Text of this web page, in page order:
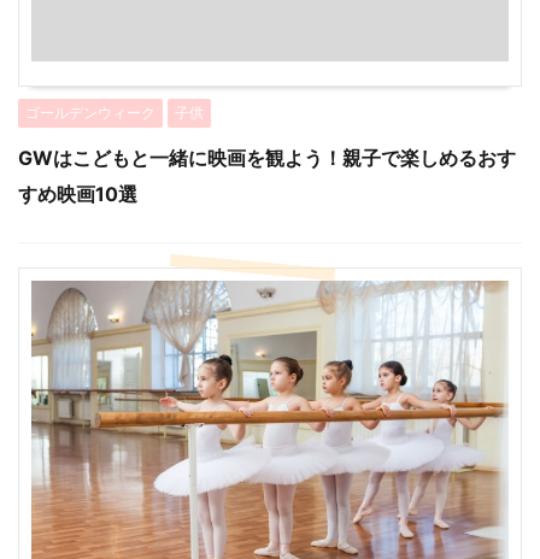
ゴールデンウィーク 子供
GWはこどもと一緒に映画を観よう！親子で楽しめるおす
すめ映画10選